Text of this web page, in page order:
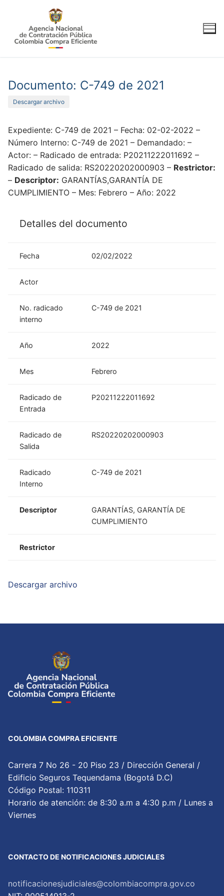
contenido
Documento: C-749 de 2021
Descargar archivo
Expediente: C-749 de 2021 – Fecha: 02-02-2022 –
Número Interno: C-749 de 2021 – Demandado: –
Actor: – Radicado de entrada: P20211222011692 –
Radicado de salida: RS20220202000903 – Restrictor:
– Descriptor: GARANTÍAS,GARANTÍA DE
CUMPLIMIENTO – Mes: Febrero – Año: 2022
Detalles del documento
Fecha 02/02/2022
Actor
No. radicado
interno
C-749 de 2021
Año 2022
Mes Febrero
Radicado de
Entrada
P20211222011692
Radicado de
Salida
RS20220202000903
Radicado
Interno
C-749 de 2021
Descriptor
GARANTÍAS, GARANTÍA DE
CUMPLIMIENTO
Restrictor
Descargar archivo
COLOMBIA COMPRA EFICIENTE
Carrera 7 No 26 - 20 Piso 23 / Dirección General /
Edificio Seguros Tequendama (Bogotá D.C)
Código Postal: 110311
Horario de atención: de 8:30 a.m a 4:30 p.m / Lunes a
Viernes
CONTACTO DE NOTIFICACIONES JUDICIALES
notificacionesjudiciales@colombiacompra.gov.co